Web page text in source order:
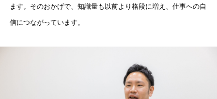
数字で見るインベストオンライン
ます。そのおかげで、知識量も以前より格段に増え、仕事への自
信につながっています。